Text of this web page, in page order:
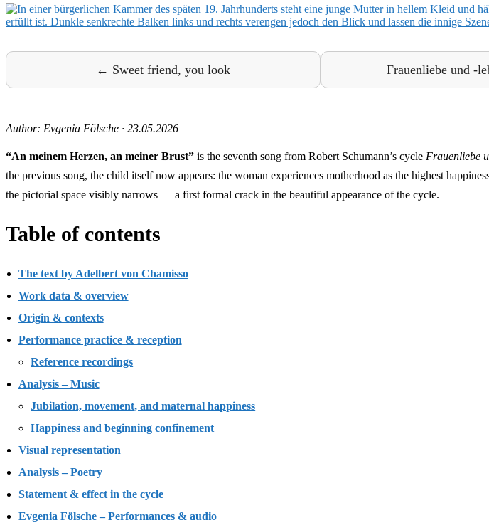
← Sweet friend, you look Frauenliebe und -
Author: Evgenia Fölsche · 23.05.2026
“An meinem Herzen, an meiner Brust” is the seventh song from Robert Schumann’s cycle Frauenliebe
the previous song, the child itself now appears: the woman experiences motherhood as the highest
the pictorial space visibly narrows — a first formal crack in the beautiful appearance of the cycle.
Table of contents
The text by Adelbert von Chamisso
Work data & overview
Origin & contexts
Performance practice & reception
Reference recordings
Analysis – Music
Jubilation, movement, and maternal happiness
Happiness and beginning confinement
Visual representation
Analysis – Poetry
Statement & effect in the cycle
Evgenia Fölsche – Performances & audio